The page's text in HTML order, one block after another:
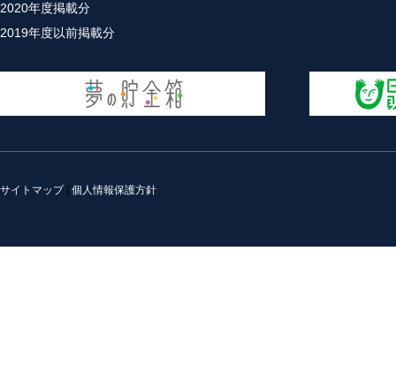
2020年度掲載分
2019年度以前掲載分
サイトマップ| 個人情報保護方針